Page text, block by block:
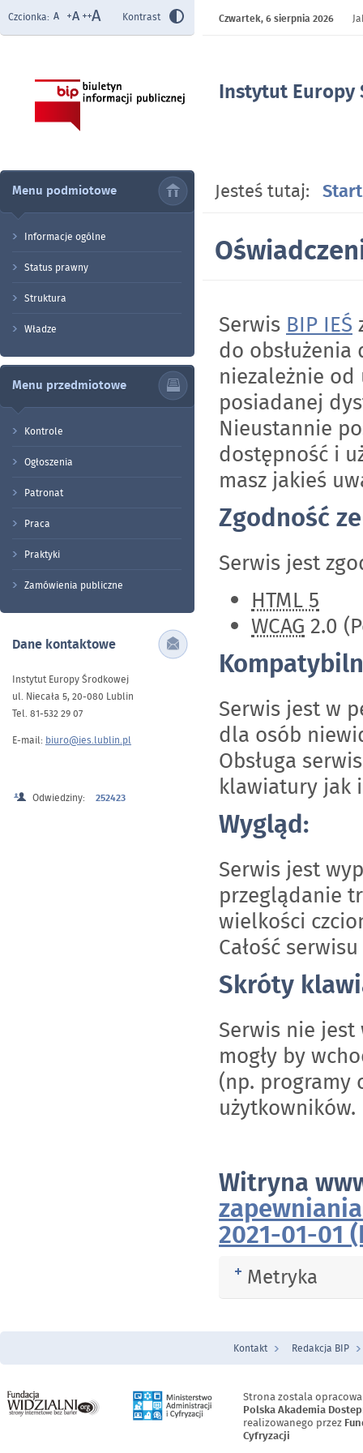
Instytut Europy
Czcionka: Kontrast Czwartek,6 sierpnia 2026
Menu podmiotowe
Informacje ogólne
Status prawny
Struktura
Władze
Menu przedmiotowe
Kontrole
Ogłoszenia
Patronat
Praca
Praktyki
Zamówienia publiczne
Dane kontaktowe
Instytut Europy Środkowej
ul. Niecała 5, 20-080 Lublin
Tel. 81-532 29 07
E-mail: biuro@ies.lublin.pl
Odwiedziny: 252423
Jesteś tutaj: Start
Serwis BIP IEŚ
do
niezależnie
posiadanej
Nieustannie
dostępność i
masz jakieś
Zgodność
Serwis jest
HTML 5
WCAG 2.0
Serwis jest w
dla osób
Obsługa
klawiatury jak
Wygląd:
Serwis jest
przeglądanie
wielkości
Całość
Skróty
Serwis nie
mogły by
(np. programy
użytkowników.
Witryna
2021-01-01
Rozwiń
Metryka
Menu Stopka
Kontakt Redakcja BIP
Strona zostala
Polska Akademia
realizowanego przez
Cyfryzacji